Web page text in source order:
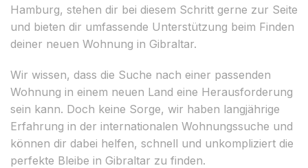
Hamburg, stehen dir bei diesem Schritt gerne zur Seite
und bieten dir umfassende Unterstützung beim Finden
deiner neuen Wohnung in Gibraltar.
Wir wissen, dass die Suche nach einer passenden
Wohnung in einem neuen Land eine Herausforderung
sein kann. Doch keine Sorge, wir haben langjährige
Erfahrung in der internationalen Wohnungssuche und
können dir dabei helfen, schnell und unkompliziert die
perfekte Bleibe in Gibraltar zu finden.